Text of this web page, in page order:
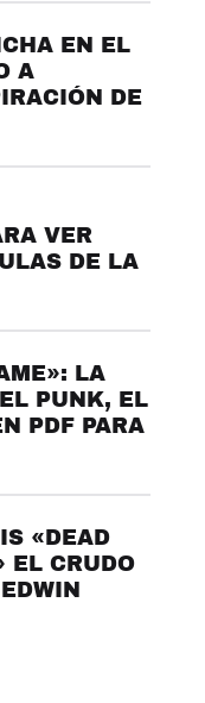
EN EL
A
DE
VER
DE LA
LA
PUNK, EL
PDF PARA
«DEAD
EL CRUDO